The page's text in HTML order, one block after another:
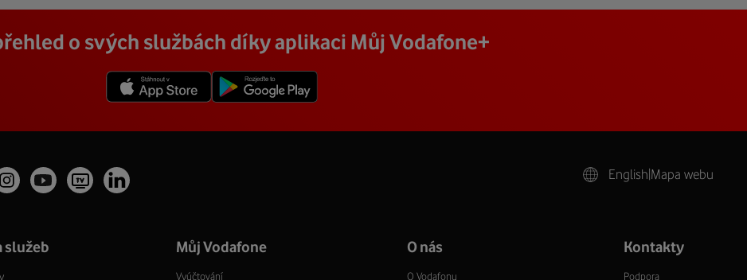
o svých službách díky aplikaci Můj Vodafone+
English Mapa webu
služeb Můj Vodafone
Vyúčtování
O nás
O Vodafonu
Kontakty
Podpora